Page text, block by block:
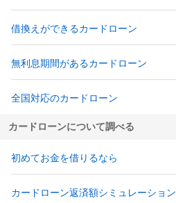
借換えができるカードローン
無利息期間があるカードローン
全国対応のカードローン
カードローンについて調べる
初めてお金を借りるなら
カードローン返済額シミュレーション